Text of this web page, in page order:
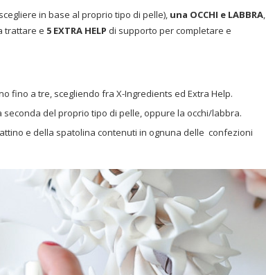
in base al proprio tipo di pelle), una OCCHI e LABBRA,
trattare e 5 EXTRA HELP di supporto per completare e
fino a tre, scegliendo fra X-Ingredients ed Extra Help.
seconda del proprio tipo di pelle, oppure la occhi/labbra.
e della spatolina contenuti in ognuna delle confezioni